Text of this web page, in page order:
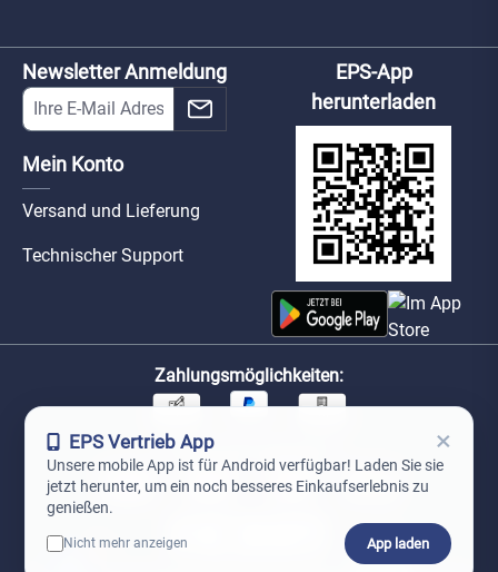
Newsletter Anmeldung
Mein Konto
Versand und Lieferung
Technischer Support
EPS-App
herunterladen
Zahlungsmöglichkeiten:
Unsere Versandpartner:
EPS Vertrieb App ×
Unsere mobile App ist für Android verfügbar! Laden Sie sie
jetzt herunter, um ein noch besseres Einkaufserlebnis zu
genießen.
Nicht mehr anzeigen App laden